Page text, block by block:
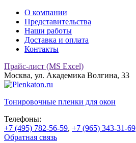
О компании
Представительства
Наши работы
Доставка и оплата
Контакты
Прайс-лист (MS Excel)
Москва, ул. Академика Волгина, 33
Тонировочные пленки для окон
Телефоны:
+7 (495) 782-56-59, +7 (965) 343-31-69
Обратная связь